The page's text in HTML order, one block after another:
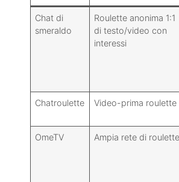
Chat di
smeraldo
Roulette anonima 1:1
di testo/video con
interessi
Chatroulette Video-prima roulette
OmeTV Ampia rete di roulette